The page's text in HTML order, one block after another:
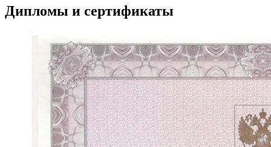
Дипломы и сертификаты